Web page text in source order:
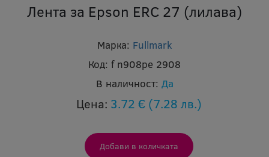
Лента за Epson ERC 27 (лилава)
Марка: Fullmark
Код: f n908pe 2908
В наличност: Да
Цена: 3.72 € (7.28 лв.)